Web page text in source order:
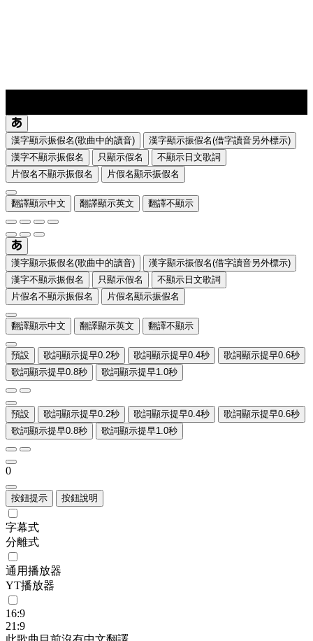
漢字顯示振假名(歌曲中的讀音)
漢字顯示振假名(借字讀音另外標示)
漢字不顯示振假名
只顯示假名
不顯示日文歌詞
片假名不顯示振假名
片假名顯示振假名
翻譯顯示中文 翻譯顯示英文 翻譯不顯示
漢字顯示振假名(歌曲中的讀音)
漢字顯示振假名(借字讀音另外標示)
漢字不顯示振假名
只顯示假名
不顯示日文歌詞
片假名不顯示振假名
片假名顯示振假名
翻譯顯示中文 翻譯顯示英文 翻譯不顯示
預設 歌詞顯示提早0.2秒 歌詞顯示提早0.4秒
歌詞顯示提早0.6秒
歌詞顯示提早0.8秒
歌詞顯示提早1.0秒
預設 歌詞顯示提早0.2秒 歌詞顯示提早0.4秒
歌詞顯示提早0.6秒
歌詞顯示提早0.8秒
歌詞顯示提早1.0秒
0
按鈕提示 按鈕說明
字幕式
分離式
通用播放器
YT播放器
16:9
21:9